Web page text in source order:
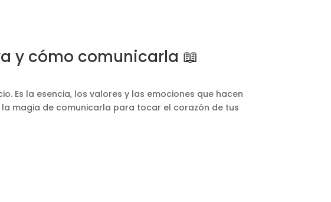
y cómo comunicarla 📖
Es la esencia, los valores y las emociones que hacen
magia de comunicarla para tocar el corazón de tus